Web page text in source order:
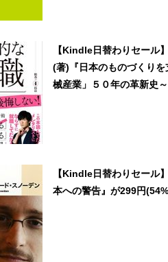
【Kindle日替わりセール
(著)『日本のものづくり
械産業」５０年の革新史
【Kindle日替わりセール
本への警告』が299円